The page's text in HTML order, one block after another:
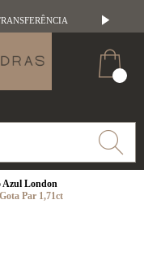
Azul London
Par 1,71ct